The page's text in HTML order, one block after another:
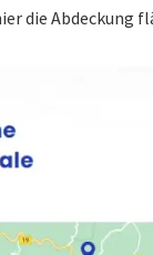
die Abdeckung